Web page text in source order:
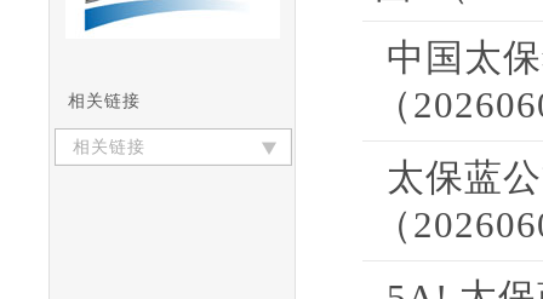
相关链接
相关链接
中国太
（
太保蓝
（